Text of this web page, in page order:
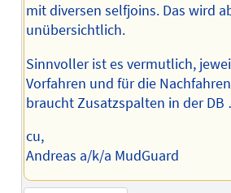
mit diversen selfjoins. Das wird
unübersichtlich.
Sinnvoller ist es vermutlich,
Vorfahren und für die
braucht Zusatzspalten in der
cu,
Andreas a/k/a MudGuard